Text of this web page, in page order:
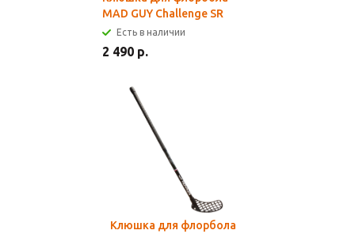
MAD GUY Challenge SR
Есть в наличии
2 490 р.
Клюшка для флорбола